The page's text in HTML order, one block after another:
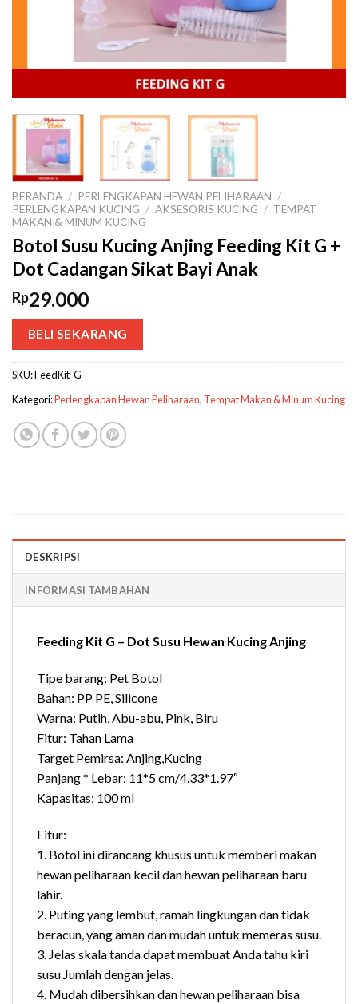
BERANDA / PERLENGKAPAN HEWAN PELIHARAAN /
PERLENGKAPAN KUCING / AKSESORIS KUCING / TEMPAT
MAKAN & MINUM KUCING
Botol Susu Kucing Anjing Feeding Kit G +
Dot Cadangan Sikat Bayi Anak
Rp29.000
BELI SEKARANG
SKU:FeedKit-G
Kategori:Perlengkapan Hewan Peliharaan, Tempat Makan & Minum Kucing
DESKRIPSI
INFORMASI TAMBAHAN
Feeding Kit G – Dot Susu Hewan Kucing Anjing
Tipe barang: Pet Botol
Bahan: PP PE, Silicone
Warna: Putih, Abu-abu, Pink, Biru
Fitur: Tahan Lama
Target Pemirsa: Anjing,Kucing
Panjang * Lebar: 11*5 cm/4.33*1.97″
Kapasitas: 100 ml
Fitur:
1. Botol ini dirancang khusus untuk memberi makan
hewan peliharaan kecil dan hewan peliharaan baru
lahir.
2. Puting yang lembut, ramah lingkungan dan tidak
beracun, yang aman dan mudah untuk memeras susu.
3. Jelas skala tanda dapat membuat Anda tahu kiri
susu Jumlah dengan jelas.
4. Mudah dibersihkan dan hewan peliharaan bisa